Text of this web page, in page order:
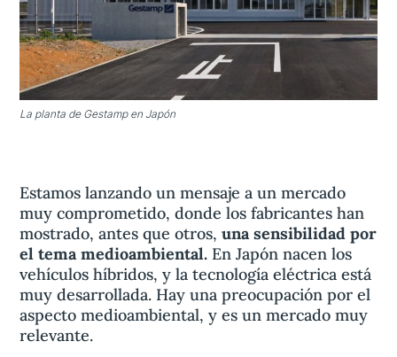
La planta de Gestamp en Japón
Estamos lanzando un mensaje a un mercado
muy comprometido, donde los fabricantes han
mostrado, antes que otros,una sensibilidad por
el tema medioambiental. En Japón nacen los
vehículos híbridos, y la tecnología eléctrica está
muy desarrollada. Hay una preocupación por el
aspecto medioambiental, y es un mercado muy
relevante.